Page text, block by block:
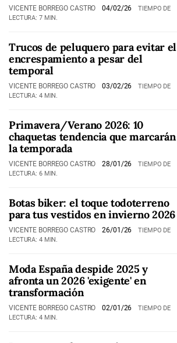
VICENTE BORREGO CASTRO 04/02/26
TIEMPO DE
LECTURA: 7 MIN.
Trucos de peluquero para evitar el
encrespamiento a pesar del
temporal
VICENTE BORREGO CASTRO 03/02/26
TIEMPO DE
LECTURA: 4 MIN.
Primavera/Verano 2026: 10
chaquetas tendencia que marcarán
la temporada
VICENTE BORREGO CASTRO 28/01/26
TIEMPO DE
LECTURA: 6 MIN.
Botas biker: el toque todoterreno
para tus vestidos en invierno 2026
VICENTE BORREGO CASTRO 26/01/26
TIEMPO DE
LECTURA: 4 MIN.
Moda España despide 2025 y
afronta un 2026 'exigente' en
transformación
VICENTE BORREGO CASTRO 02/01/26
TIEMPO DE
LECTURA: 4 MIN.